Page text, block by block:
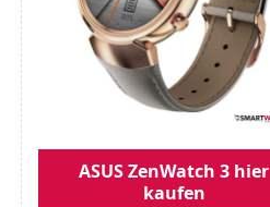
ASUS ZenWatch 3 hier
kaufen